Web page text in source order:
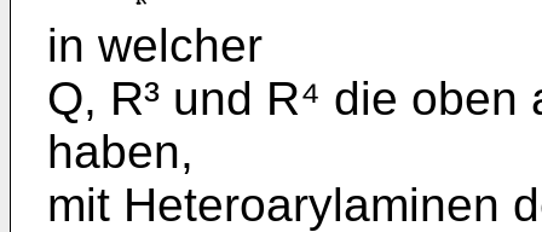
in welcher
Q, R³ und R⁴ die
haben,
mit Heteroarylaminen